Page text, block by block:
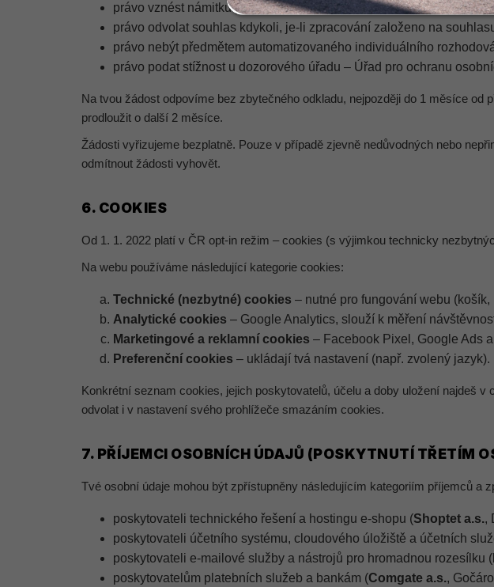
právo vznést námitku proti zpracování (čl. 21 GDPR), zejména proti
právo odvolat souhlas kdykoli, je-li zpracování založeno na
právo nebýt předmětem automatizovaného individuálního
právo podat stížnost u dozorového úřadu – Úřad pro ochranu
Na tvou žádost odpovíme bez zbytečného odkladu, nejpozději do 1 měsíce
prodloužit o další 2 měsíce.
Žádosti vyřizujeme bezplatně. Pouze v případě zjevně nedůvodných nebo
odmítnout žádosti vyhovět.
6. COOKIES
Od 1. 1. 2022 platí v ČR opt-in režim – cookies (s výjimkou technicky
Na webu používáme následující kategorie cookies:
Technické (nezbytné) cookies – nutné pro fungování webu
Analytické cookies – Google Analytics, slouží k měření
Marketingové a reklamní cookies – Facebook Pixel, Google Ads
Preferenční cookies – ukládají tvá nastavení (např. zvolený jazyk).
Konkrétní seznam cookies, jejich poskytovatelů, účelu a doby uložení najdeš
odvolat i v nastavení svého prohlížeče smazáním cookies.
7. PŘÍJEMCI OSOBNÍCH ÚDAJŮ (POSKYTNUTÍ TŘETÍM
Tvé osobní údaje mohou být zpřístupněny následujícím kategoriím příjemců a
poskytovateli technického řešení a hostingu e-shopu (Shoptet a.s.,
poskytovateli účetního systému, cloudového úložiště a účetních
poskytovateli e-mailové služby a nástrojů pro hromadnou rozesílku (
poskytovatelům platebních služeb a bankám (Comgate a.s.,